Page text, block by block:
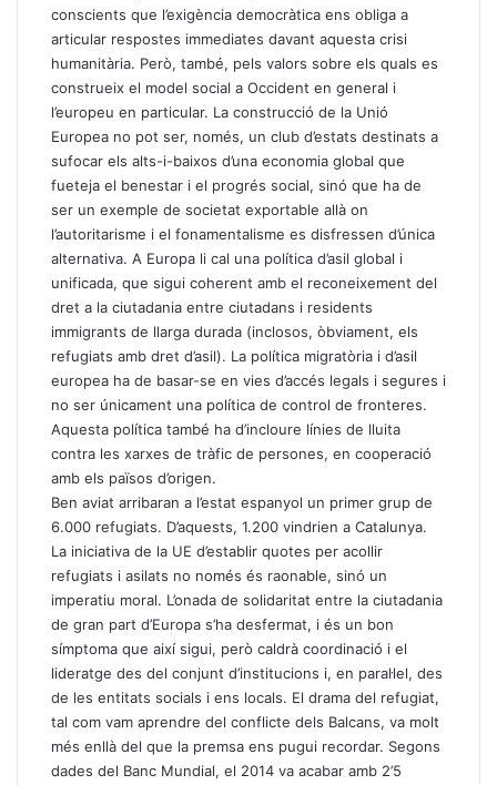
conscients que l’exigència democràtica ens obliga a
articular respostes immediates davant aquesta crisi
humanitària. Però, també, pels valors sobre els quals es
construeix el model social a Occident en general i
l’europeu en particular. La construcció de la Unió
Europea no pot ser, només, un club d’estats destinats a
sufocar els alts-i-baixos d’una economia global que
fueteja el benestar i el progrés social, sinó que ha de
ser un exemple de societat exportable allà on
l’autoritarisme i el fonamentalisme es disfressen d’única
alternativa. A Europa li cal una política d’asil global i
unificada, que sigui coherent amb el reconeixement del
dret a la ciutadania entre ciutadans i residents
immigrants de llarga durada (inclosos, òbviament, els
refugiats amb dret d’asil). La política migratòria i d’asil
europea ha de basar-se en vies d’accés legals i segures i
no ser únicament una política de control de fronteres.
Aquesta política també ha d’incloure línies de lluita
contra les xarxes de tràfic de persones, en cooperació
amb els països d’origen.
Ben aviat arribaran a l’estat espanyol un primer grup de
6.000 refugiats. D’aquests, 1.200 vindrien a Catalunya.
La iniciativa de la UE d’establir quotes per acollir
refugiats i asilats no només és raonable, sinó un
imperatiu moral. L’onada de solidaritat entre la ciutadania
de gran part d’Europa s’ha desfermat, i és un bon
símptoma que així sigui, però caldrà coordinació i el
lideratge des del conjunt d’institucions i, en paral·lel, des
de les entitats socials i ens locals. El drama del refugiat,
tal com vam aprendre del conflicte dels Balcans, va molt
més enllà del que la premsa ens pugui recordar. Segons
dades del Banc Mundial, el 2014 va acabar amb 2’5